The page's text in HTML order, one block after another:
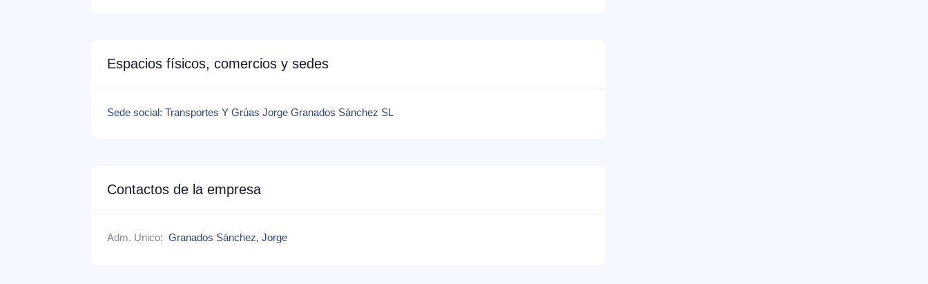
Espacios físicos, comercios y sedes
Sede social: Transportes Y Grúas Jorge Granados Sánchez SL
Contactos de la empresa
Adm. Unico: Granados Sánchez, Jorge